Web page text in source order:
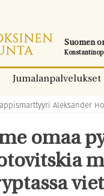
Suomen
Jumalanpalvelukset
Aleksander
omaa